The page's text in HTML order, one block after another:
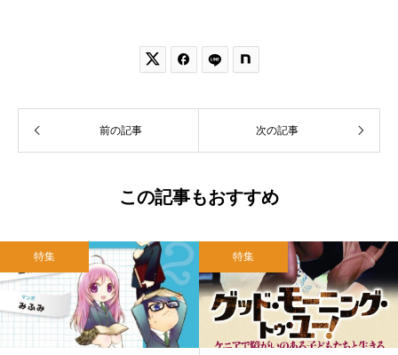
 
前の記事 次の記事
この記事もおすすめ
特集 特集